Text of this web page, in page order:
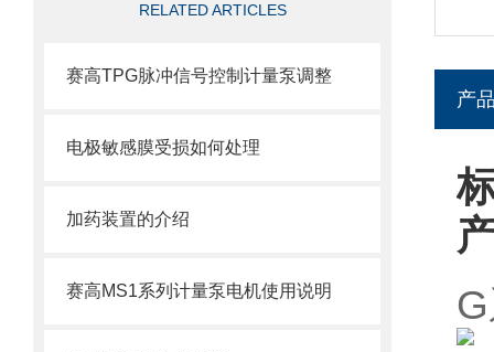
RELATED ARTICLES
赛高TPG脉冲信号控制计量泵调整
电极敏感膜受损如何处理
加药装置的介绍
赛高MS1系列计量泵电机使用说明
产